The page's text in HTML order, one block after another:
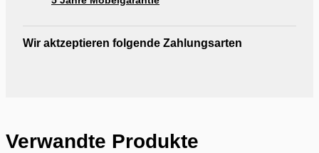
Wir aktzeptieren folgende Zahlungsarten
Verwandte Produkte